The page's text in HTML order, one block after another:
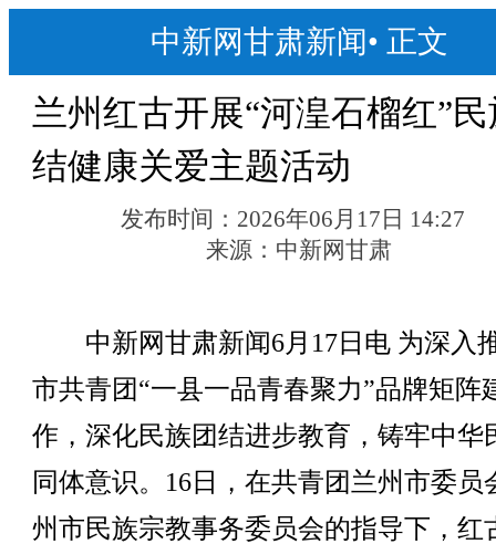
中新网甘肃新闻• 正文
兰州红古开展“河湟石榴红”
结健康关爱主题活动
发布时间： 2026年06月17日 14:27
来源： 中新网甘肃
中新网甘肃新闻6月17日电 为深入
市共青团“一县一品青春聚力”品牌矩阵
作，深化民族团结进步教育，铸牢中华
同体意识。16日，在共青团兰州市委员
州市民族宗教事务委员会的指导下，红